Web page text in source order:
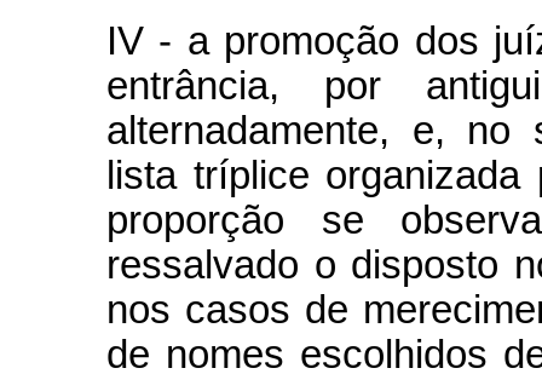
IV - a promoção dos
entrância, por
alternadamente, e, no
lista tríplice
proporção se
ressalvado o disposto
nos casos de
de nomes escolhidos